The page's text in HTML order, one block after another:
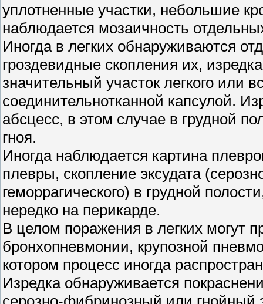
уплотненные участки, небольшие
наблюдается мозаичность
Иногда в легких обнаруживаются
гроздевидные скопления их,
значительный участок легкого или
соединительнотканной капсулой.
абсцесс, в этом случае в грудной
гноя.
Иногда наблюдается картина
плевры, скопление эксудата
геморрагического) в грудной
нередко на перикарде.
В целом поражения в легких могут
бронхопневмонии, крупозной
котором процесс иногда
Изредка обнаруживается